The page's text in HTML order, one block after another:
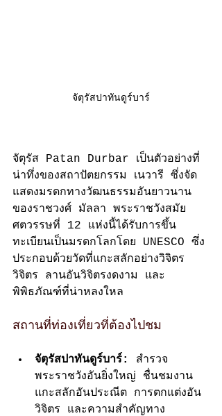
จัตุรัสปาทันดูร์บาร์
จัตุรัส Patan Durbar เป็นตัวอย่างที่
น่าทึ่งของสถาปัตยกรรม เนวารี ซึ่งจัด
แสดงมรดกทางวัฒนธรรมอันยาวนาน
ของราชวงศ์ มัลลา พระราชวังสมัย
ศตวรรษที่ 12 แห่งนี้ได้รับการขึ้น
ทะเบียนเป็นมรดกโลกโดย UNESCO ซึ่ง
ประกอบด้วยวัดที่แกะสลักอย่างวิจิตร
วิจิตร ลานอันวิจิตรงดงาม และ
พิพิธภัณฑ์ที่น่าหลงใหล
สถานที่ท่องเที่ยวที่ต้องไปชม
จัตุรัสปาทันดูร์บาร์:
สำรวจ
พระราชวังอันยิ่งใหญ่ ชื่นชมงาน
แกะสลักอันประณีต การตกแต่งอัน
วิจิตร และความสำคัญทาง